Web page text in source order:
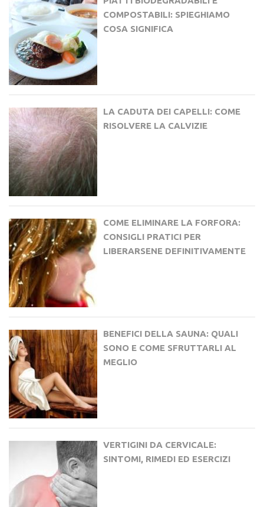
COMPOSTABILI: SPIEGHIAMO
COSA SIGNIFICA
LA CADUTA DEI CAPELLI: COME
RISOLVERE LA CALVIZIE
COME ELIMINARE LA FORFORA:
CONSIGLI PRATICI PER
LIBERARSENE DEFINITIVAMENTE
BENEFICI DELLA SAUNA: QUALI
SONO E COME SFRUTTARLI AL
MEGLIO
VERTIGINI DA CERVICALE:
SINTOMI, RIMEDI ED ESERCIZI